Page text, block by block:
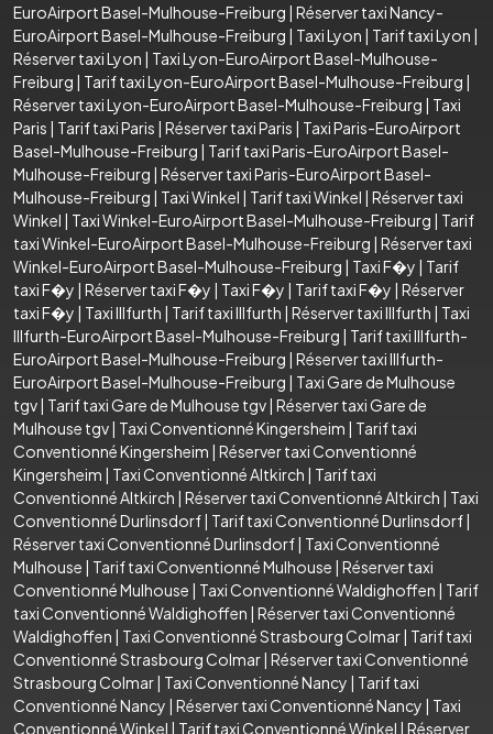
EuroAirport Basel-Mulhouse-Freiburg | Réserver taxi Nancy-
EuroAirport Basel-Mulhouse-Freiburg | Taxi Lyon | Tarif taxi Lyon |
Réserver taxi Lyon | Taxi Lyon-EuroAirport Basel-Mulhouse-
Freiburg | Tarif taxi Lyon-EuroAirport Basel-Mulhouse-Freiburg |
Réserver taxi Lyon-EuroAirport Basel-Mulhouse-Freiburg | Taxi
Paris | Tarif taxi Paris | Réserver taxi Paris | Taxi Paris-EuroAirport
Basel-Mulhouse-Freiburg | Tarif taxi Paris-EuroAirport Basel-
Mulhouse-Freiburg | Réserver taxi Paris-EuroAirport Basel-
Mulhouse-Freiburg | Taxi Winkel | Tarif taxi Winkel | Réserver taxi
Winkel | Taxi Winkel-EuroAirport Basel-Mulhouse-Freiburg | Tarif
taxi Winkel-EuroAirport Basel-Mulhouse-Freiburg | Réserver taxi
Winkel-EuroAirport Basel-Mulhouse-Freiburg | Taxi F�y | Tarif
taxi F�y | Réserver taxi F�y | Taxi F�y | Tarif taxi F�y | Réserver
taxi F�y | Taxi Illfurth | Tarif taxi Illfurth | Réserver taxi Illfurth | Taxi
Illfurth-EuroAirport Basel-Mulhouse-Freiburg | Tarif taxi Illfurth-
EuroAirport Basel-Mulhouse-Freiburg | Réserver taxi Illfurth-
EuroAirport Basel-Mulhouse-Freiburg | Taxi Gare de Mulhouse
tgv| Tarif taxi Gare de Mulhouse tgv| Réserver taxi Gare de
Mulhouse tgv| Taxi Conventionné Kingersheim | Tarif taxi
Conventionné Kingersheim | Réserver taxi Conventionné
Kingersheim | Taxi Conventionné Altkirch | Tarif taxi
Conventionné Altkirch | Réserver taxi Conventionné Altkirch | Taxi
Conventionné Durlinsdorf| Tarif taxi Conventionné Durlinsdorf|
Réserver taxi Conventionné Durlinsdorf| Taxi Conventionné
Mulhouse | Tarif taxi Conventionné Mulhouse | Réserver taxi
Conventionné Mulhouse | Taxi Conventionné Waldighoffen | Tarif
taxi Conventionné Waldighoffen | Réserver taxi Conventionné
Waldighoffen | Taxi Conventionné Strasbourg Colmar| Tarif taxi
Conventionné Strasbourg Colmar| Réserver taxi Conventionné
Strasbourg Colmar| Taxi Conventionné Nancy | Tarif taxi
Conventionné Nancy | Réserver taxi Conventionné Nancy | Taxi
Conventionné Winkel | Tarif taxi Conventionné Winkel | Réserver